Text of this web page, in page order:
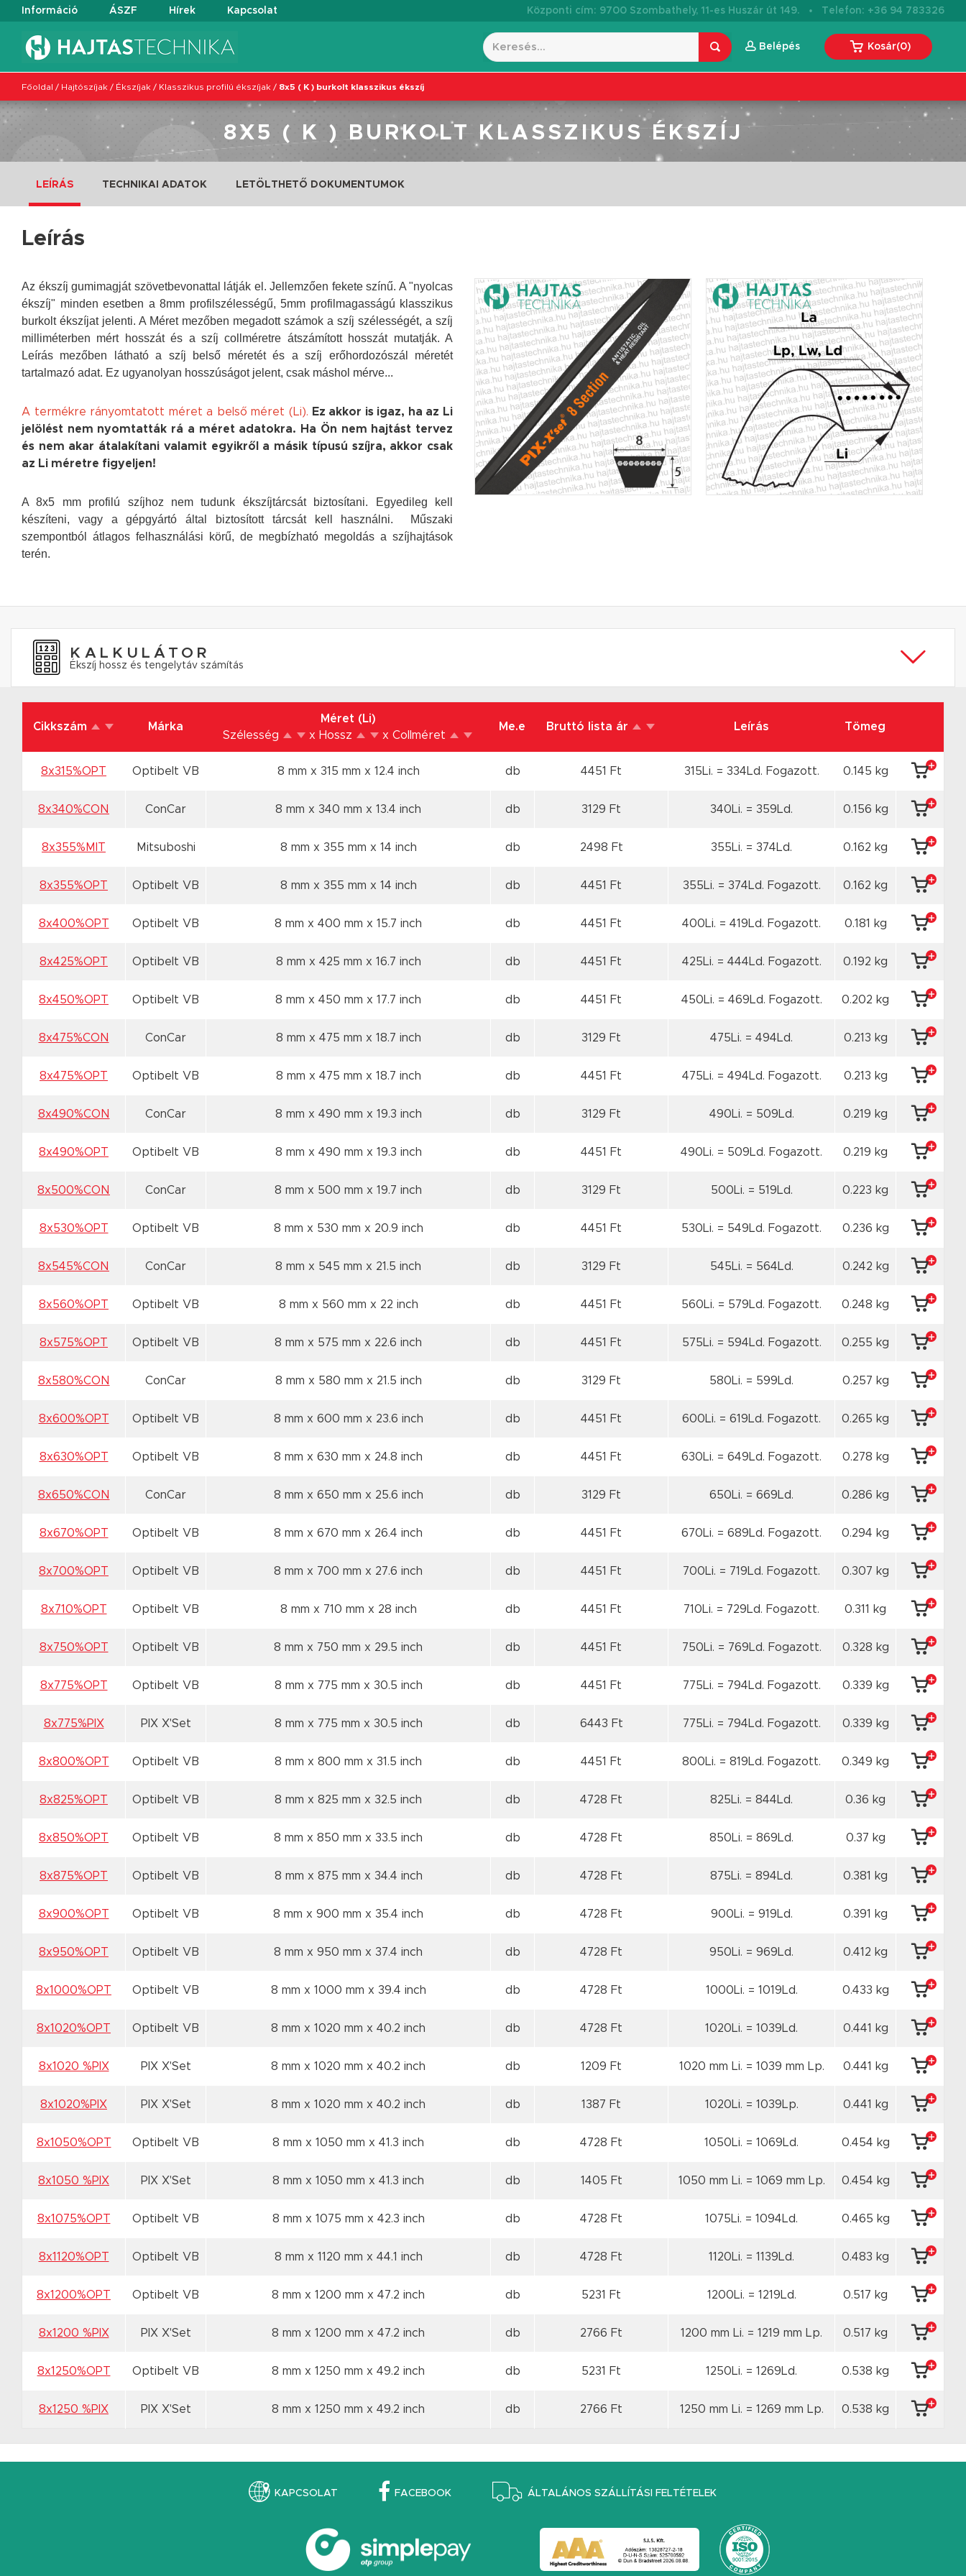
Információ ÁSZF Hírek Kapcsolat Központi cím: 9700 Szombathely, 11-es Huszár út 149. · Telefon: +36 94 783326
Belépés Kosár(0)
Főoldal / Hajtószíjak / Ékszíjak / Klasszikus profilú ékszíjak / 8x5 ( K ) burkolt klasszikus ékszíj
8X5 ( K ) BURKOLT KLASSZIKUS ÉKSZÍJ
LEÍRÁS TECHNIKAI ADATOK LETÖLTHETŐ DOKUMENTUMOK
Leírás
Az ékszíj gumimagját szövetbevonattal látják el. Jellemzően fekete színű. A "nyolcas
ékszíj" minden esetben a 8mm profilszélességű, 5mm profilmagasságú klasszikus
burkolt ékszíjat jelenti. A Méret mezőben megadott számok a szíj szélességét, a szíj
milliméterben mért hosszát és a szíj collméretre átszámított hosszát mutatják. A
Leírás mezőben látható a szíj belső méretét és a szíj erőhordozószál méretét
tartalmazó adat. Ez ugyanolyan hosszúságot jelent, csak máshol mérve...
A termékre rányomtatott méret a belső méret (Li). Ez akkor is igaz, ha az Li
jelölést nem nyomtatták rá a méret adatokra. Ha Ön nem hajtást tervez
és nem akar átalakítani valamit egyikről a másik típusú szíjra, akkor csak
az Li méretre figyeljen!
A 8x5 mm profilú szíjhoz nem tudunk ékszíjtárcsát biztosítani. Egyedileg kell
készíteni, vagy a gépgyártó által biztosított tárcsát kell használni. Műszaki
szempontból átlagos felhasználási körű, de megbízható megoldás a szíjhajtások
terén.
KALKULÁTOR
Ékszíj hossz és tengelytáv számítás
Cikkszám Márka
Méret (Li)
Szélesség
x Hossz x Collméret
Me.e Bruttó lista ár Leírás Tömeg
8x315%OPT Optibelt VB 8 mm x 315 mm x 12.4 inch db 4451 Ft 315Li. = 334Ld. Fogazott. 0.145 kg
8x340%CON ConCar 8 mm x 340 mm x 13.4 inch db 3129 Ft 340Li. = 359Ld. 0.156 kg
8x355%MIT Mitsuboshi 8 mm x 355 mm x 14 inch db 2498 Ft 355Li. = 374Ld. 0.162 kg
8x355%OPT Optibelt VB 8 mm x 355 mm x 14 inch db 4451 Ft 355Li. = 374Ld. Fogazott. 0.162 kg
8x400%OPT Optibelt VB 8 mm x 400 mm x 15.7 inch db 4451 Ft 400Li. = 419Ld. Fogazott. 0.181 kg
8x425%OPT Optibelt VB 8 mm x 425 mm x 16.7 inch db 4451 Ft 425Li. = 444Ld. Fogazott. 0.192 kg
8x450%OPT Optibelt VB 8 mm x 450 mm x 17.7 inch db 4451 Ft 450Li. = 469Ld. Fogazott. 0.202 kg
8x475%CON ConCar 8 mm x 475 mm x 18.7 inch db 3129 Ft 475Li. = 494Ld. 0.213 kg
8x475%OPT Optibelt VB 8 mm x 475 mm x 18.7 inch db 4451 Ft 475Li. = 494Ld. Fogazott. 0.213 kg
8x490%CON ConCar 8 mm x 490 mm x 19.3 inch db 3129 Ft 490Li. = 509Ld. 0.219 kg
8x490%OPT Optibelt VB 8 mm x 490 mm x 19.3 inch db 4451 Ft 490Li. = 509Ld. Fogazott. 0.219 kg
8x500%CON ConCar 8 mm x 500 mm x 19.7 inch db 3129 Ft 500Li. = 519Ld. 0.223 kg
8x530%OPT Optibelt VB 8 mm x 530 mm x 20.9 inch db 4451 Ft 530Li. = 549Ld. Fogazott. 0.236 kg
8x545%CON ConCar 8 mm x 545 mm x 21.5 inch db 3129 Ft 545Li. = 564Ld. 0.242 kg
8x560%OPT Optibelt VB 8 mm x 560 mm x 22 inch db 4451 Ft 560Li. = 579Ld. Fogazott. 0.248 kg
8x575%OPT Optibelt VB 8 mm x 575 mm x 22.6 inch db 4451 Ft 575Li. = 594Ld. Fogazott. 0.255 kg
8x580%CON ConCar 8 mm x 580 mm x 21.5 inch db 3129 Ft 580Li. = 599Ld. 0.257 kg
8x600%OPT Optibelt VB 8 mm x 600 mm x 23.6 inch db 4451 Ft 600Li. = 619Ld. Fogazott. 0.265 kg
8x630%OPT Optibelt VB 8 mm x 630 mm x 24.8 inch db 4451 Ft 630Li. = 649Ld. Fogazott. 0.278 kg
8x650%CON ConCar 8 mm x 650 mm x 25.6 inch db 3129 Ft 650Li. = 669Ld. 0.286 kg
8x670%OPT Optibelt VB 8 mm x 670 mm x 26.4 inch db 4451 Ft 670Li. = 689Ld. Fogazott. 0.294 kg
8x700%OPT Optibelt VB 8 mm x 700 mm x 27.6 inch db 4451 Ft 700Li. = 719Ld. Fogazott. 0.307 kg
8x710%OPT Optibelt VB 8 mm x 710 mm x 28 inch db 4451 Ft 710Li. = 729Ld. Fogazott. 0.311 kg
8x750%OPT Optibelt VB 8 mm x 750 mm x 29.5 inch db 4451 Ft 750Li. = 769Ld. Fogazott. 0.328 kg
8x775%OPT Optibelt VB 8 mm x 775 mm x 30.5 inch db 4451 Ft 775Li. = 794Ld. Fogazott. 0.339 kg
8x775%PIX PIX X'Set 8 mm x 775 mm x 30.5 inch db 6443 Ft 775Li. = 794Ld. Fogazott. 0.339 kg
8x800%OPT Optibelt VB 8 mm x 800 mm x 31.5 inch db 4451 Ft 800Li. = 819Ld. Fogazott. 0.349 kg
8x825%OPT Optibelt VB 8 mm x 825 mm x 32.5 inch db 4728 Ft 825Li. = 844Ld. 0.36 kg
8x850%OPT Optibelt VB 8 mm x 850 mm x 33.5 inch db 4728 Ft 850Li. = 869Ld. 0.37 kg
8x875%OPT Optibelt VB 8 mm x 875 mm x 34.4 inch db 4728 Ft 875Li. = 894Ld. 0.381 kg
8x900%OPT Optibelt VB 8 mm x 900 mm x 35.4 inch db 4728 Ft 900Li. = 919Ld. 0.391 kg
8x950%OPT Optibelt VB 8 mm x 950 mm x 37.4 inch db 4728 Ft 950Li. = 969Ld. 0.412 kg
8x1000%OPT Optibelt VB 8 mm x 1000 mm x 39.4 inch db 4728 Ft 1000Li. = 1019Ld. 0.433 kg
8x1020%OPT Optibelt VB 8 mm x 1020 mm x 40.2 inch db 4728 Ft 1020Li. = 1039Ld. 0.441 kg
8x1020 %PIX PIX X'Set 8 mm x 1020 mm x 40.2 inch db 1209 Ft 1020 mm Li. = 1039 mm Lp. 0.441 kg
8x1020%PIX PIX X'Set 8 mm x 1020 mm x 40.2 inch db 1387 Ft 1020Li. = 1039Lp. 0.441 kg
8x1050%OPT Optibelt VB 8 mm x 1050 mm x 41.3 inch db 4728 Ft 1050Li. = 1069Ld. 0.454 kg
8x1050 %PIX PIX X'Set 8 mm x 1050 mm x 41.3 inch db 1405 Ft 1050 mm Li. = 1069 mm Lp. 0.454 kg
8x1075%OPT Optibelt VB 8 mm x 1075 mm x 42.3 inch db 4728 Ft 1075Li. = 1094Ld. 0.465 kg
8x1120%OPT Optibelt VB 8 mm x 1120 mm x 44.1 inch db 4728 Ft 1120Li. = 1139Ld. 0.483 kg
8x1200%OPT Optibelt VB 8 mm x 1200 mm x 47.2 inch db 5231 Ft 1200Li. = 1219Ld. 0.517 kg
8x1200 %PIX PIX X'Set 8 mm x 1200 mm x 47.2 inch db 2766 Ft 1200 mm Li. = 1219 mm Lp. 0.517 kg
8x1250%OPT Optibelt VB 8 mm x 1250 mm x 49.2 inch db 5231 Ft 1250Li. = 1269Ld. 0.538 kg
8x1250 %PIX PIX X'Set 8 mm x 1250 mm x 49.2 inch db 2766 Ft 1250 mm Li. = 1269 mm Lp. 0.538 kg
KAPCSOLAT FACEBOOK ÁLTALÁNOS SZÁLLÍTÁSI FELTÉTELEK